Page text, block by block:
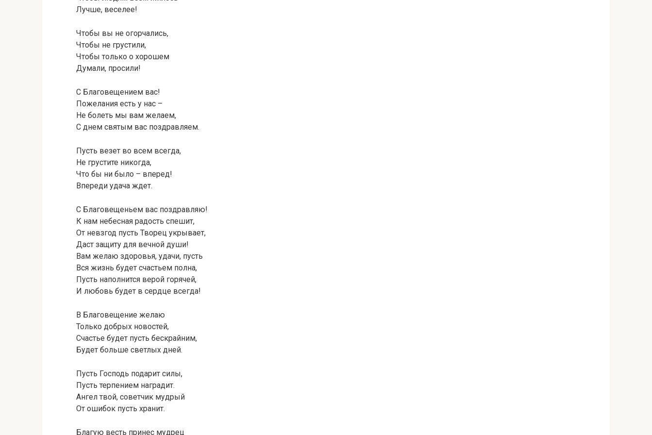
Лучше, веселее!
Чтобы вы не огорчались,
Чтобы не грустили,
Чтобы только о хорошем
Думали, просили!
С Благовещением вас!
Пожелания есть у нас –
Не болеть мы вам желаем,
С днем святым вас поздравляем.
Пусть везет во всем всегда,
Не грустите никогда,
Что бы ни было – вперед!
Впереди удача ждет.
С Благовещеньем вас поздравляю!
К нам небесная радость спешит,
От невзгод пусть Творец укрывает,
Даст защиту для вечной души!
Вам желаю здоровья, удачи, пусть
Вся жизнь будет счастьем полна,
Пусть наполнится верой горячей,
И любовь будет в сердце всегда!
В Благовещение желаю
Только добрых новостей,
Счастье будет пусть бескрайним,
Будет больше светлых дней.
Пусть Господь подарит силы,
Пусть терпением наградит.
Ангел твой, советчик мудрый
От ошибок пусть хранит.
Благую весть принес мудрец